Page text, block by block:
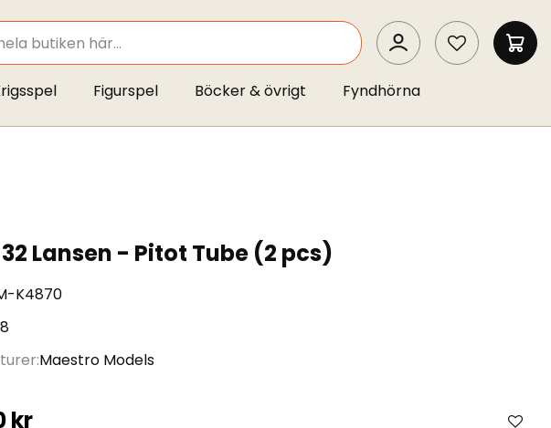
SEARCH
MIN
Figurspel Böcker & övrigt Fyndhörna
32 Lansen - Pitot Tube (2 pcs)
K4870
Maestro Models
kr